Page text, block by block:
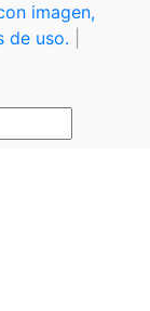
imagen,
de uso.